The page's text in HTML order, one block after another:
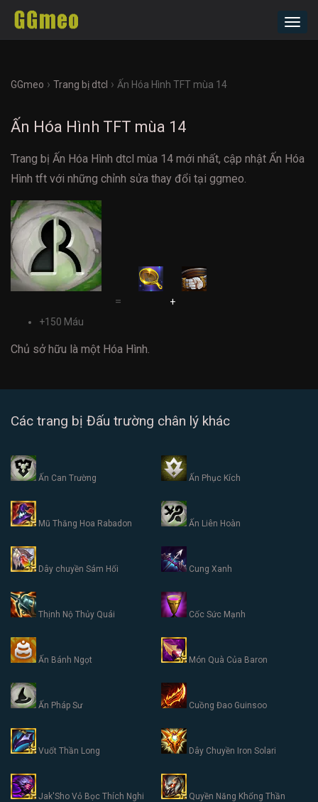
GGmeo › Trang bị dtcl › Ấn Hóa Hình TFT mùa 14
Ấn Hóa Hình TFT mùa 14
Trang bị Ấn Hóa Hình dtcl mùa 14 mới nhất, cập nhật Ấn Hóa
Hình tft với những chỉnh sửa thay đổi tại ggmeo.
=
+
+150 Máu
Chủ sở hữu là một Hóa Hình.
Các trang bị Đấu trường chân lý khác
Ấn Can Trường Ấn Phục Kích
Mũ Thăng Hoa Rabadon Ấn Liên Hoàn
Dây chuyền Sám Hối Cung Xanh
Thịnh Nộ Thủy Quái Cốc Sức Mạnh
Ấn Bánh Ngọt Món Quà Của Baron
Ấn Pháp Sư Cuồng Đao Guinsoo
Vuốt Thần Long Dây Chuyền Iron Solari
Jak'Sho Vỏ Bọc Thích Nghi Quyền Năng Khổng Thần